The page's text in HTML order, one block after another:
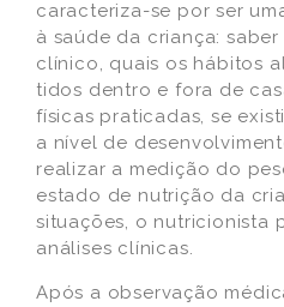
caracteriza-se por ser
à saúde da criança:
clínico, quais os hábitos
tidos dentro e fora de
físicas praticadas, se
a nível de
realizar a medição do
estado de nutrição da
situações, o nutricionista
análises clínicas.
Após a observação